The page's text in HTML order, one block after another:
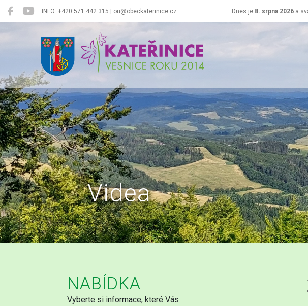
INFO: +420 571 442 315 | ou@obeckaterinice.cz Dnes je 8. srpna 2026 a
Kateřinice
Videa
NABÍDKA
Vyberte si informace, které Vás